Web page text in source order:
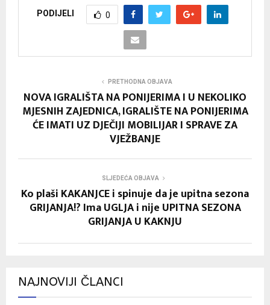
PODIJELI 0
PRETHODNA OBJAVA
NOVA IGRALIŠTA NA PONIJERIMA I U NEKOLIKO
MJESNIH ZAJEDNICA, IGRALIŠTE NA PONIJERIMA
ĆE IMATI UZ DJEČIJI MOBILIJAR I SPRAVE ZA
VJEŽBANJE
SLJEDEĆA OBJAVA
Ko plaši KAKANJCE i spinuje da je upitna sezona
GRIJANJA!? Ima UGLJA i nije UPITNA SEZONA
GRIJANJA U KAKNJU
NAJNOVIJI ČLANCI